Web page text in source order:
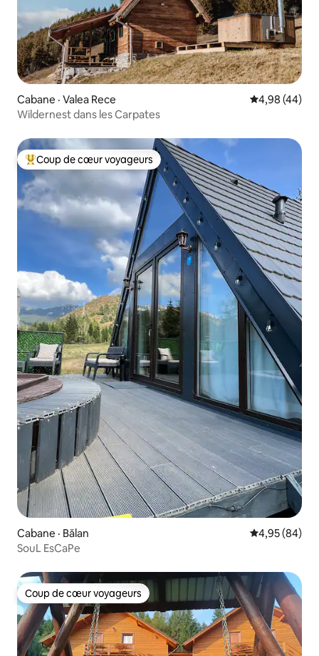
Cabane · Valea Rece Note
4,98 (44)
Wildernest dans les Carpates
Coup de cœur voyageurs parmi les plus aimés
Coup de cœur voyageurs
Cabane · Bălan Note
4,95 (84)
SouL EsCaPe
Coup de cœur voyageurs
Coup de cœur voyageurs